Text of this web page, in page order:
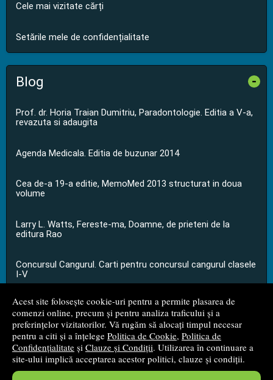
Acest site folosește cookie-uri pentru a permite plasarea de
comenzi online, precum și pentru analiza traficului și a
preferințelor vizitatorilor. Vă rugăm să alocați timpul necesar
pentru a citi și a înțelege Politica de Cookie, Politica de
Confidențialitate și Clauze și Condiții. Utilizarea în continuare a
site-ului implică acceptarea acestor politici, clauze și condiții.
Cele mai vizitate cărți
Setările mele de confidențialitate
Blog -
Prof. dr. Horia Traian Dumitriu, Paradontologie. Editia a V-a,
revazuta si adaugita
Agenda Medicala. Editia de buzunar 2014
Cea de-a 19-a editie, MemoMed 2013 structurat in doua
volume
Larry L. Watts, Fereste-ma, Doamne, de prieteni de la
editura Rao
Concursul Cangurul. Carti pentru concursul cangurul clasele
I-V
...toate știrile
© 2008 - 2026S.C. M.G. Net Distribution S.R.L.
Magazin onlinecreat deVital Soft